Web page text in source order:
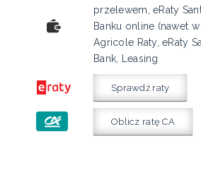
przelewem, eRaty
Banku online (nawet
Agricole Raty, eRaty
Bank, Leasing
Sprawdź raty
Oblicz ratę CA